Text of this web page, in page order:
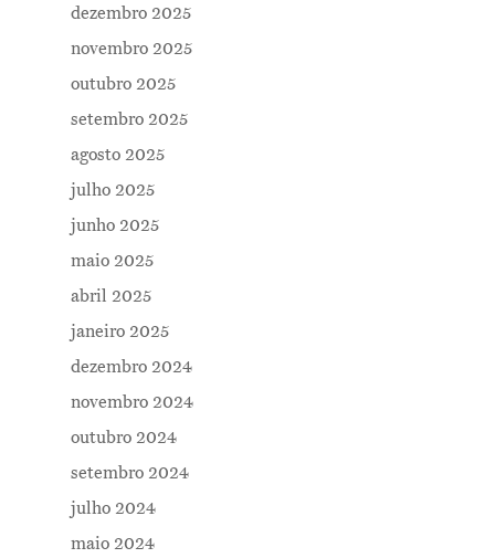
dezembro 2025
novembro 2025
outubro 2025
setembro 2025
agosto 2025
julho 2025
junho 2025
maio 2025
abril 2025
janeiro 2025
dezembro 2024
novembro 2024
outubro 2024
setembro 2024
julho 2024
maio 2024